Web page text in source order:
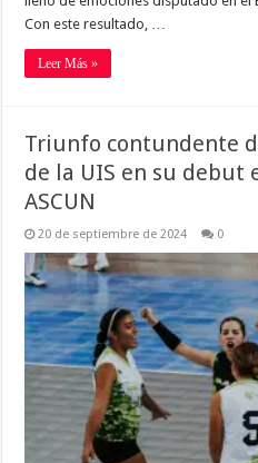
Con este resultado, …
Leer Más »
Triunfo contundente
de la UIS en su debut
ASCUN
20 de septiembre de 2024 0